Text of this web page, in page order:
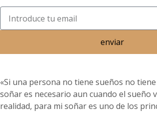
enviar
«Si una persona no tiene sueños no
soñar es necesario aun cuando el sueño
realidad, para mi soñar es uno de los